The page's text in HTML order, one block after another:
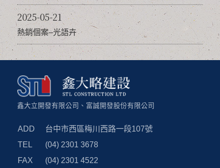
2025-05-21
熱銷個案–光語卉
鑫大立開發有限公司、 富誠開發股份有限公司
ADD
台中市西區梅川西路一段107號
TEL
(04) 2301 3678
FAX
(04) 2301 4522